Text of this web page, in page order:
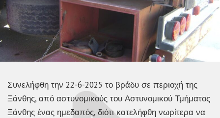
Συνελήφθη την 22-6-2025 το βράδυ σε περιοχή της
Ξάνθης, από αστυνομικούς του Αστυνομικού Τμήματος
Ξάνθης ένας ημεδαπός, διότι κατελήφθη νωρίτερα να